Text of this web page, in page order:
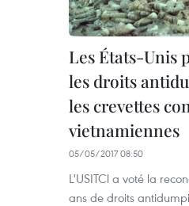
Les États-Unis
les droits
les crevettes
vietnamiennes
05/05/2017 08:50
L'USITCl a voté la
ans de droits